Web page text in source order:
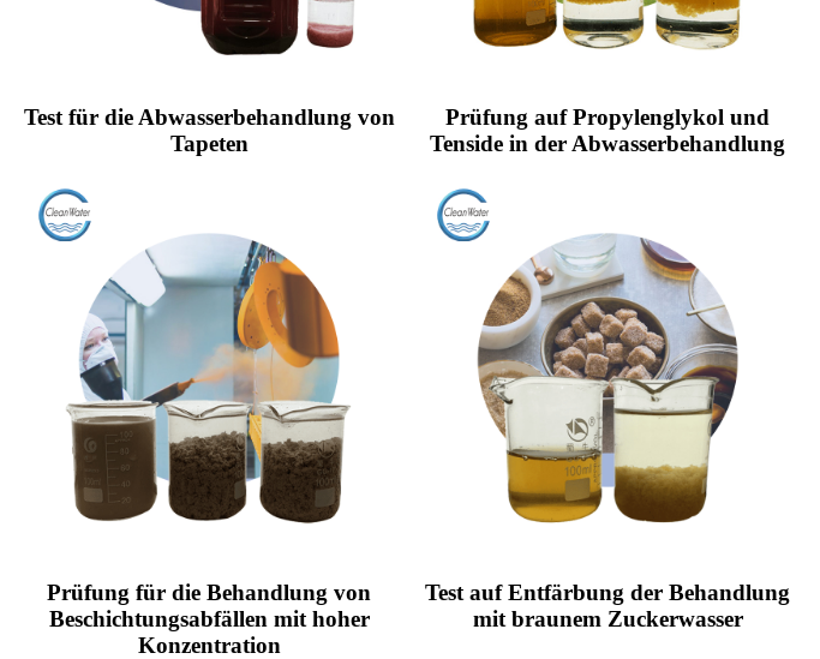
Test für die Abwasserbehandlung von
Tapeten
Prüfung auf Propylenglykol und
Tenside in der Abwasserbehandlung
Prüfung für die Behandlung von
Beschichtungsabfällen mit hoher
Konzentration
Test auf Entfärbung der Behandlung
mit braunem Zuckerwasser